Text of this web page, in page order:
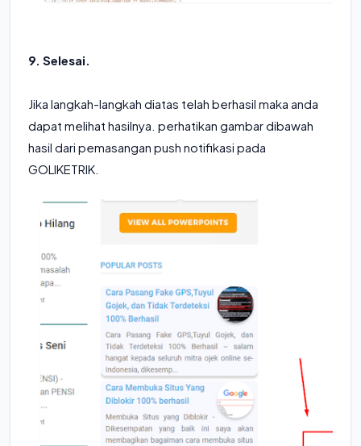
9. Selesai.
Jika langkah-langkah diatas telah berhasil maka anda
dapat melihat hasilnya. perhatikan gambar dibawah
hasil dari pemasangan push notifikasi pada
GOLIKETRIK.